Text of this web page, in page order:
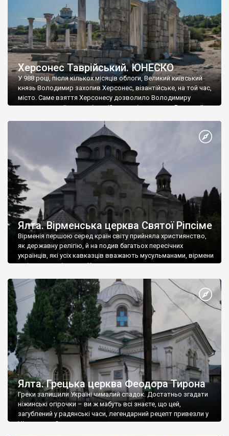
Херсонес Таврійський. ЮНЕСКО
У 988 році, після кількох місяців облоги, Великий київський
князь Володимир захопив Херсонес, візантійське, на той час,
місто. Саме взяття Херсонесу дозволило Володимиру
диктувати свої умови візантійському імператору Василю ІІ, та
Херсонесі Володимир-язичник, став Василем-християнином.
А потім було Хрещення Русі. На честь Херсонесу Таврійського
Ялта. Вірменська церква Святої Ріпсіме
Вірменія першою серед країн світу прийняла християнство,
як державну релігію, й на подив багатьох пересічних
українців, які усіх кавказців вважають мусульманами, вірмени
є відданими вірянами Христа
Ялта. Грецька церква Феодора Тирона
Греки залишили Україні чималий спадок. Достатньо згадати
ніжинські огірочки – ви ж мабуть всі знаєте, що цей,
загублений у радянські часи, легендарний рецепт привезли у
Ніжин греки?